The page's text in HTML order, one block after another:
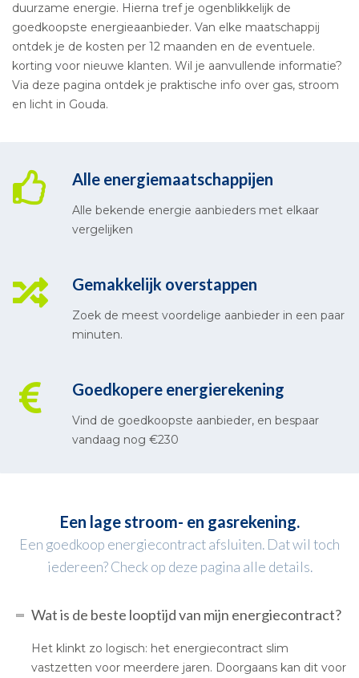
duurzame energie. Hierna tref je ogenblikkelijk de
goedkoopste energieaanbieder. Van elke maatschappij
ontdek je de kosten per 12 maanden en de eventuele.
korting voor nieuwe klanten. Wil je aanvullende informatie?
Via deze pagina ontdek je praktische info over gas, stroom
en licht in Gouda.
Alle energiemaatschappijen
Alle bekende energie aanbieders met elkaar
vergelijken
Gemakkelijk overstappen
Zoek de meest voordelige aanbieder in een paar
minuten.
Goedkopere energierekening
Vind de goedkoopste aanbieder, en bespaar
vandaag nog €230
Een lage stroom- en gasrekening.
Een goedkoop energiecontract afsluiten. Dat wil toch
iedereen? Check op deze pagina alle details.
Wat is de beste looptijd van mijn energiecontract?
Het klinkt zo logisch: het energiecontract slim
vastzetten voor meerdere jaren. Doorgaans kan dit voor